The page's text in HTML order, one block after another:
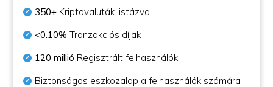
350+ Kriptovaluták listázva
<0.10% Tranzakciós díjak
120 millió Regisztrált felhasználók
Biztonságos eszközalap a felhasználók számára